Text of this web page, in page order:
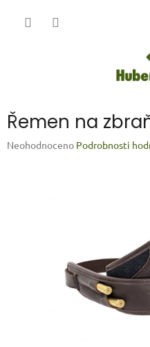
Řemen na
Průměrné
Neohodnoceno Podrobnosti